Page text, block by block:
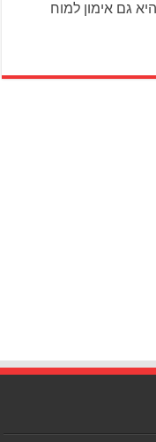
גם אימון למוח